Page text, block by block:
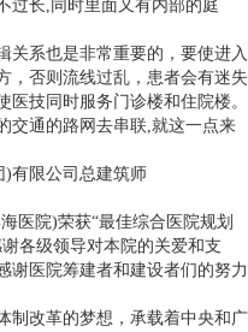
过长,同时里面又有内部的庭
系也是非常重要的，要使进入
，否则流线过乱，患者会有迷失
技同时服务门诊楼和住院楼。
交通的路网去串联,就这一点来
限公司总建筑师
院)荣获“最佳综合医院规划
各级领导对本院的关爱和支
谢医院筹建者和建设者们的努力
改革的梦想，承载着中央和广